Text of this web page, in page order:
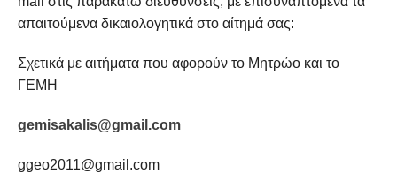
απαιτούμενα δικαιολογητικά στο αίτημά σας:
Σχετικά με αιτήματα που αφορούν το Μητρώο και το
ΓΕΜΗ
gemisakalis@gmail.com
ggeo2011@gmail.com